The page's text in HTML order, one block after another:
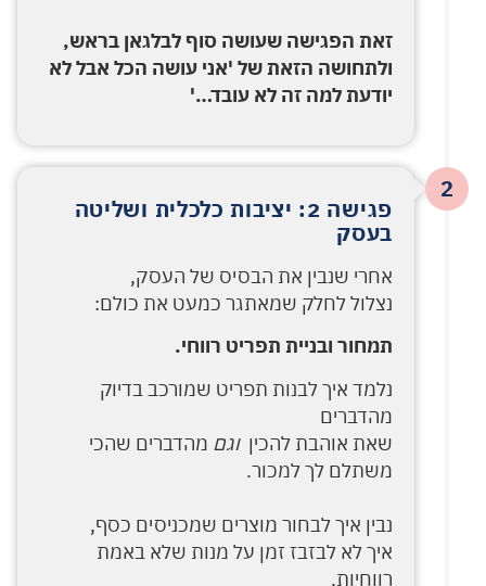
זאת הפגישה שעושה סוף לבלגאן בראש,
ולתחושה הזאת של 'אני עושה הכל אבל לא
יודעת למה זה לא עובד…'
פגישה 2: יציבות כלכלית ושליטה
בעסק
אחרי שנבין את הבסיס של העסק,
נצלול לחלק שמאתגר כמעט את כולם:
תמחור ובניית תפריט רווחי.
נלמד איך לבנות תפריט שמורכב בדיוק
מהדברים
שאת אוהבת להכיןוגם מהדברים שהכי
משתלם לך למכור.
נבין איך לבחור מוצרים שמכניסים כסף,
איך לא לבזבז זמן על מנות שלא באמת
רווחיות,
2